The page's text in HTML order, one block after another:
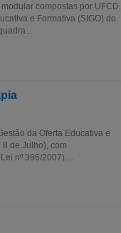
compostas por UFCD.
e Formativa (SIGO) do
da Oferta Educativa e
8 de Julho), com
nº 396/2007)....